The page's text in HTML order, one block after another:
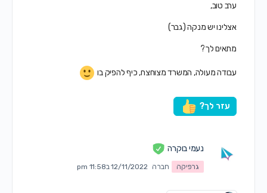
ערב טוב,
אצלינו יש מנקה (גבר)
מתאים לך?
עבודה מעולה, המשרד מצוחצח, כיף להפיק בו
עזר לך?
נעמי בוקרה
גרפיקה חברה 12/11/2022 ב11:58 pm